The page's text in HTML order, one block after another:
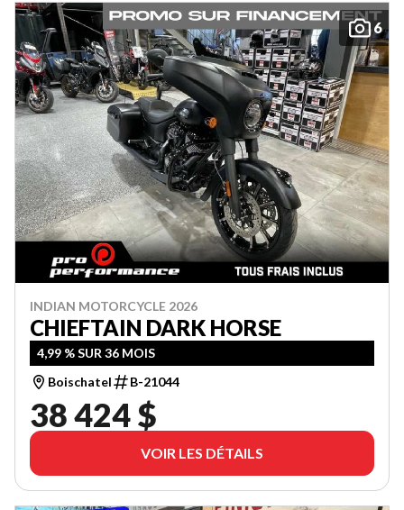
6
INDIAN MOTORCYCLE 2026
CHIEFTAIN DARK HORSE
4,99 % SUR 36 MOIS
Boischatel
B-21044
38 424 $
VOIR LES DÉTAILS